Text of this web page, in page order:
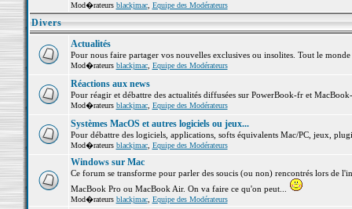
Mod�rateurs blackjmac, Equipe des Modérateurs
Divers
Actualités
Pour nous faire partager vos nouvelles exclusives ou insolites. Tout le
Mod�rateurs blackjmac, Equipe des Modérateurs
Réactions aux news
Pour réagir et débattre des actualités diffusées sur PowerBook-fr et
Mod�rateurs blackjmac, Equipe des Modérateurs
Systèmes MacOS et autres logiciels ou jeux...
Pour débattre des logiciels, applications, softs équivalents Mac/PC, jeux,
Mod�rateurs blackjmac, Equipe des Modérateurs
Windows sur Mac
Ce forum se transforme pour parler des soucis (ou non) rencontrés lors de
MacBook Pro ou MacBook Air. On va faire ce qu'on peut...
Mod�rateurs blackjmac, Equipe des Modérateurs